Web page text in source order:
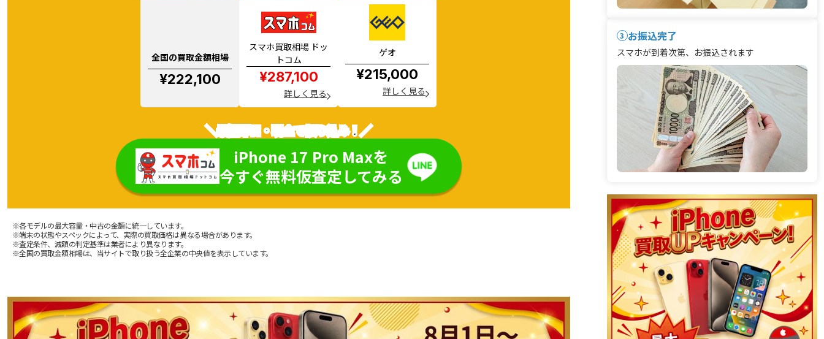
全国の買取金額相場
¥222,100
スマホ買取相場 ドッ
トコム
¥287,100
詳しく見る
ゲオ
¥215,000
詳しく見る
＼最短即日・現金で振り込み！／
iPhone 17 Pro Maxを
今すぐ無料仮査定してみる
※各モデルの最大容量・中古の金額に統一しています。
※端末の状態やスペックによって、実際の買取価格は異なる場合があります。
※査定条件、減額の判定基準は業者により異なります。
※全国の買取金額相場は、当サイトで取り扱う全企業の中央値を表示しています。
3 お振込完了
スマホが到着次第、お振込されます